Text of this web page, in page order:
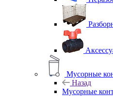
Мусорные
Назад
Мусорные